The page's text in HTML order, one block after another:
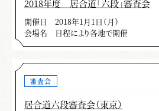
「九本目添えて突き」
袈裟切の刃筋が正しくない
が刃の下から見える。
「十本目四方切り」
2018年度 居合道「六段」審査会
開催日
2018年1月1日（月）
会場名
日程により各地で開催
審査会
居合道六段審査会（東京）